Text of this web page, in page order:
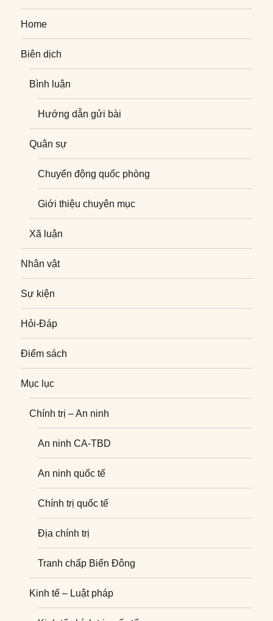
Home
Biên dịch
Bình luận
Hướng dẫn gửi bài
Quân sự
Chuyển động quốc phòng
Giới thiệu chuyên mục
Xã luận
Nhân vật
Sự kiện
Hỏi-Đáp
Điểm sách
Mục lục
Chính trị – An ninh
An ninh CA-TBD
An ninh quốc tế
Chính trị quốc tế
Địa chính trị
Tranh chấp Biển Đông
Kinh tế – Luật pháp